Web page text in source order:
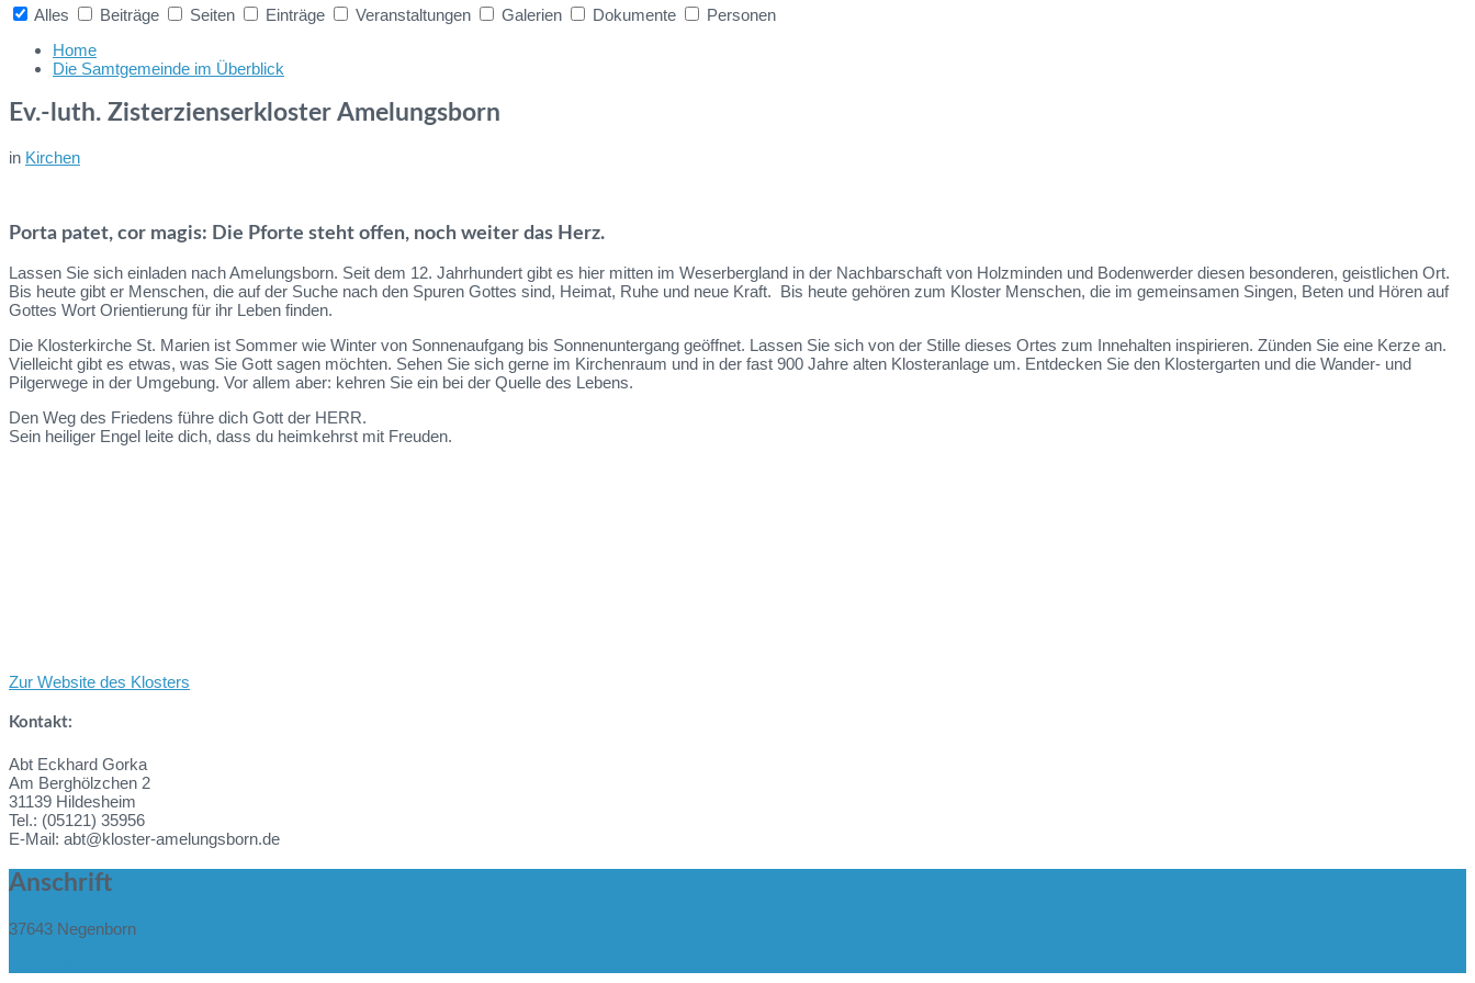
Alles
Beiträge Seiten Einträge Veranstaltungen Galerien Dokumente Personen
search
Home
Die Samtgemeinde im Überblick
Ev.-luth. Zisterzienserkloster Amelungsborn
in Kirchen
Porta patet, cor magis: Die Pforte steht offen, noch weiter das Herz.
Lassen Sie sich einladen nach Amelungsborn. Seit dem 12. Jahrhundert gibt es hier mitten im Weserbergland in der Nachbarschaft von Holzminden und Bodenwerder diesen besonderen, geistlichen Ort.
Bis heute gibt er Menschen, die auf der Suche nach den Spuren Gottes sind, Heimat, Ruhe und neue Kraft. Bis heute gehören zum Kloster Menschen, die im gemeinsamen Singen, Beten und Hören auf
Gottes Wort Orientierung für ihr Leben finden.
Die Klosterkirche St. Marien ist Sommer wie Winter von Sonnenaufgang bis Sonnenuntergang geöffnet. Lassen Sie sich von der Stille dieses Ortes zum Innehalten inspirieren. Zünden Sie eine Kerze an.
Vielleicht gibt es etwas, was Sie Gott sagen möchten. Sehen Sie sich gerne im Kirchenraum und in der fast 900 Jahre alten Klosteranlage um. Entdecken Sie den Klostergarten und die Wander- und
Pilgerwege in der Umgebung. Vor allem aber: kehren Sie ein bei der Quelle des Lebens.
Den Weg des Friedens führe dich Gott der HERR.
Sein heiliger Engel leite dich, dass du heimkehrst mit Freuden.
Zur Website des Klosters
Kontakt:
Abt Eckhard Gorka
Am Berghölzchen 2
31139 Hildesheim
Tel.: (05121) 35956
E-Mail: abt@kloster-amelungsborn.de
Anschrift
37643 Negenborn